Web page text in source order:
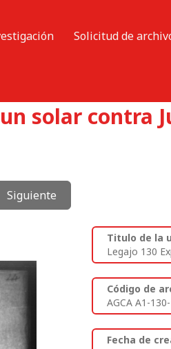
Solicitud de
solar contra
Siguiente
Titulo de la
Legajo 130
Código de
AGCA A1-
Fecha de